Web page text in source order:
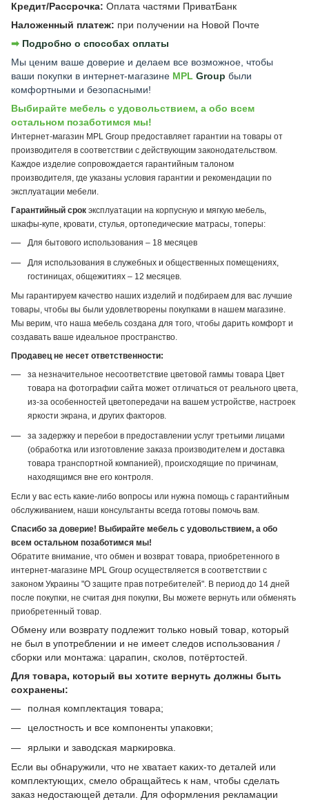
Кредит/Рассрочка: Оплата частями ПриватБанк
Наложенный платеж: при получении на Новой Почте
➡︎ Подробно о способах оплаты
Мы ценим ваше доверие и делаем все возможное, чтобы
ваши покупки в интернет-магазине MPL Group были
комфортными и безопасными!
Выбирайте мебель с удовольствием, а обо всем
остальном позаботимся мы!
Интернет-магазин MPL Group предоставляет гарантии на товары от
производителя в соответствии с действующим законодательством.
Каждое изделие сопровождается гарантийным талоном
производителя, где указаны условия гарантии и рекомендации по
эксплуатации мебели.
Гарантийный срок эксплуатации на корпусную и мягкую мебель,
шкафы-купе, кровати, стулья, ортопедические матрасы, топеры:
Для бытового использования – 18 месяцев
Для использования в служебных и общественных помещениях,
гостиницах, общежитиях – 12 месяцев.
Мы гарантируем качество наших изделий и подбираем для вас лучшие
товары, чтобы вы были удовлетворены покупками в нашем магазине.
Мы верим, что наша мебель создана для того, чтобы дарить комфорт и
создавать ваше идеальное пространство.
Продавец не несет ответственности:
за незначительное несоответствие цветовой гаммы товара Цвет
товара на фотографии сайта может отличаться от реального цвета,
из-за особенностей цветопередачи на вашем устройстве, настроек
яркости экрана, и других факторов.
за задержку и перебои в предоставлении услуг третьими лицами
(обработка или изготовление заказа производителем и доставка
товара транспортной компанией), происходящие по причинам,
находящимся вне его контроля.
Если у вас есть какие-либо вопросы или нужна помощь с гарантийным
обслуживанием, наши консультанты всегда готовы помочь вам.
Спасибо за доверие! Выбирайте мебель с удовольствием, а обо
всем остальном позаботимся мы!
Обратите внимание, что обмен и возврат товара, приобретенного в
интернет-магазине MPL Group осуществляется в соответствии с
законом Украины "О защите прав потребителей". В период до 14 дней
после покупки, не считая дня покупки, Вы можете вернуть или обменять
приобретенный товар.
Обмену или возврату подлежит только новый товар, который
не был в употреблении и не имеет следов использования /
сборки или монтажа: царапин, сколов, потёртостей.
Для товара, который вы хотите вернуть должны быть
сохранены:
полная комплектация товара;
целостность и все компоненты упаковки;
ярлыки и заводская маркировка.
Если вы обнаружили, что не хватает каких-то деталей или
комплектующих, смело обращайтесь к нам, чтобы сделать
заказ недостающей детали. Для оформления рекламации